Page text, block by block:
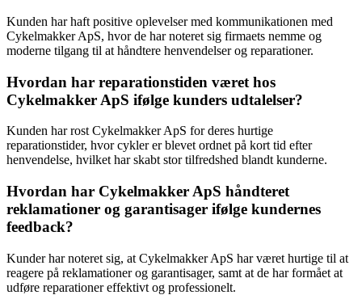
Kunden har haft positive oplevelser med kommunikationen med
Cykelmakker ApS, hvor de har noteret sig firmaets nemme og
moderne tilgang til at håndtere henvendelser og reparationer.
Hvordan har reparationstiden været hos
Cykelmakker ApS ifølge kunders udtalelser?
Kunden har rost Cykelmakker ApS for deres hurtige
reparationstider, hvor cykler er blevet ordnet på kort tid efter
henvendelse, hvilket har skabt stor tilfredshed blandt kunderne.
Hvordan har Cykelmakker ApS håndteret
reklamationer og garantisager ifølge kundernes
feedback?
Kunder har noteret sig, at Cykelmakker ApS har været hurtige til at
reagere på reklamationer og garantisager, samt at de har formået at
udføre reparationer effektivt og professionelt.